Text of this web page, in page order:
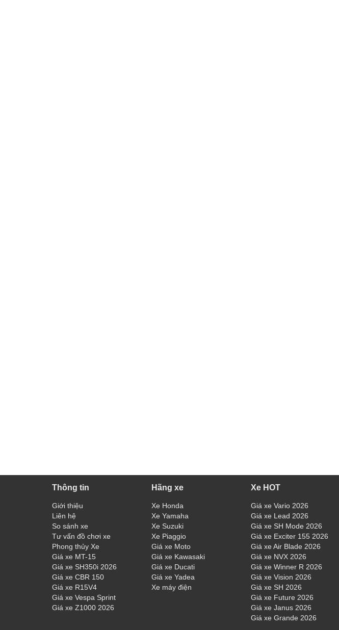
Thông tin
Giới thiệu
Liên hệ
So sánh xe
Tư vấn đồ chơi xe
Phong thủy Xe
Giá xe MT-15
Giá xe SH350i 2026
Giá xe CBR 150
Giá xe R15V4
Giá xe Vespa Sprint
Giá xe Z1000 2026
Hãng xe
Xe Honda
Xe Yamaha
Xe Suzuki
Xe Piaggio
Giá xe Moto
Giá xe Kawasaki
Giá xe Ducati
Giá xe Yadea
Xe máy điện
Xe HOT
Giá xe Vario 2026
Giá xe Lead 2026
Giá xe SH Mode 2026
Giá xe Exciter 155 2026
Giá xe Air Blade 2026
Giá xe NVX 2026
Giá xe Winner R 2026
Giá xe Vision 2026
Giá xe SH 2026
Giá xe Future 2026
Giá xe Janus 2026
Giá xe Grande 2026